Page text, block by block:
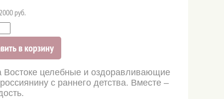
руб.
в корзину
Востоке целебные и оздоравливающие
с раннего детства. Вместе –